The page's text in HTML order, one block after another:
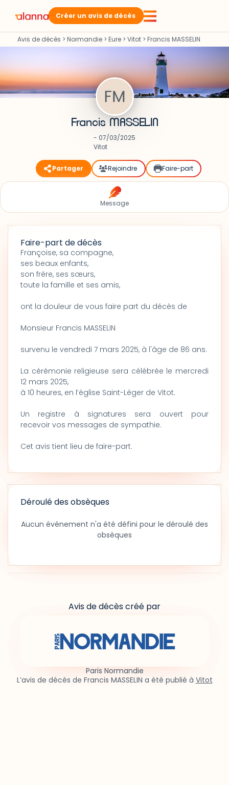
Créer un avis de décès
Avis de décès > Normandie > Eure > Vitot > Francis MASSELIN
Francis MASSELIN
- 07/03/2025
Vitot
Partager Rejoindre Faire-part
Message
Faire-part de décès
Françoise, sa compagne,
ses beaux enfants,
son frère, ses sœurs,
toute la famille et ses amis,
ont la douleur de vous faire part du décès de
Monsieur Francis MASSELIN
survenu le vendredi 7 mars 2025, à l'âge de 86 ans.
La cérémonie religieuse sera célébrée le mercredi
12 mars 2025,
à 10 heures, en l’église Saint-Léger de Vitot.
Un registre à signatures sera ouvert pour
recevoir vos messages de sympathie.
Cet avis tient lieu de faire-part.
Déroulé des obsèques
Aucun événement n'a été défini pour le déroulé des
obsèques
Avis de décès créé par
Paris Normandie
L’avis de décès de Francis MASSELIN a été publié à Vitot